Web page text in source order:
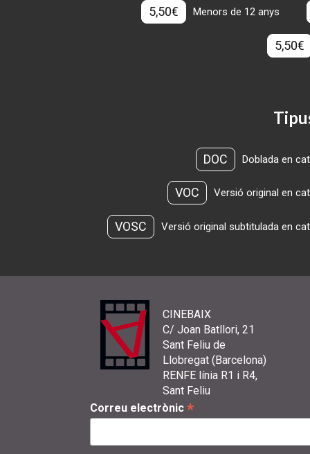
5,50€ Menors de 12 anys
5,50€
DOC Doblada en
VOC Versió original en
VOSC Versió original subtitulada en
CINEBAIX
C/ Joan Batllori, 21
Sant Feliu de
Llobregat (Barcelona)
RENFE línia R1 i R4,
Sant Feliu
Correu electrònic *